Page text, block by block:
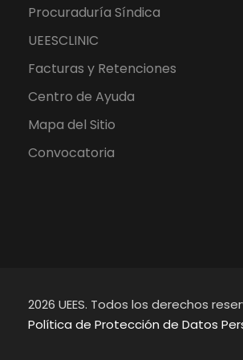
Procuraduría Síndica
UEESCLINIC
Facturas y Retenciones
Centro de Ayuda
Mapa del Sitio
Convocatoria
2026 UEES. Todos los derechos
Política de Protección de Datos